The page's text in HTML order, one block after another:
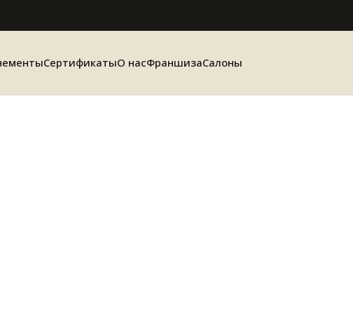
СертификатыО насФраншизаСалоны